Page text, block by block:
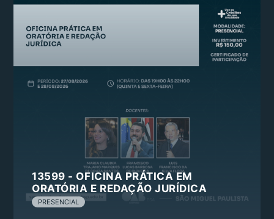
13599 - OFICINA PRÁTICA EM
ORATÓRIA E REDAÇÃO JURÍDICA
PRESENCIAL